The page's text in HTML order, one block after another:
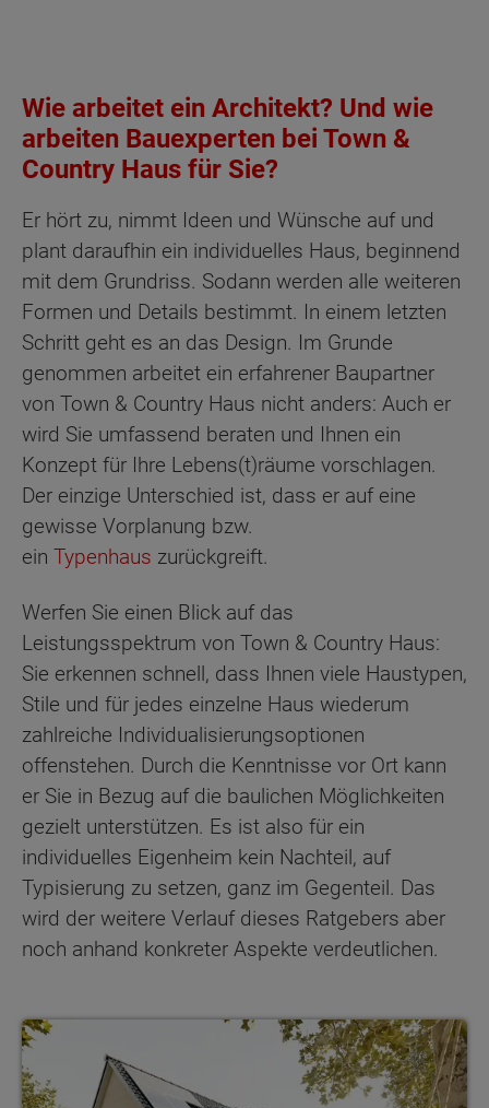
Wie arbeitet ein Architekt? Und wie
arbeiten Bauexperten bei Town &
Country Haus für Sie?
Er hört zu, nimmt Ideen und Wünsche auf und
plant daraufhin ein individuelles Haus, beginnend
mit dem Grundriss. Sodann werden alle weiteren
Formen und Details bestimmt. In einem letzten
Schritt geht es an das Design. Im Grunde
genommen arbeitet ein erfahrener Baupartner
von Town & Country Haus nicht anders: Auch er
wird Sie umfassend beraten und Ihnen ein
Konzept für Ihre Lebens(t)räume vorschlagen.
Der einzige Unterschied ist, dass er auf eine
gewisse Vorplanung bzw.
ein Typenhaus zurückgreift.
Werfen Sie einen Blick auf das
Leistungsspektrum von Town & Country Haus:
Sie erkennen schnell, dass Ihnen viele Haustypen,
Stile und für jedes einzelne Haus wiederum
zahlreiche Individualisierungsoptionen
offenstehen. Durch die Kenntnisse vor Ort kann
er Sie in Bezug auf die baulichen Möglichkeiten
gezielt unterstützen. Es ist also für ein
individuelles Eigenheim kein Nachteil, auf
Typisierung zu setzen, ganz im Gegenteil. Das
wird der weitere Verlauf dieses Ratgebers aber
noch anhand konkreter Aspekte verdeutlichen.